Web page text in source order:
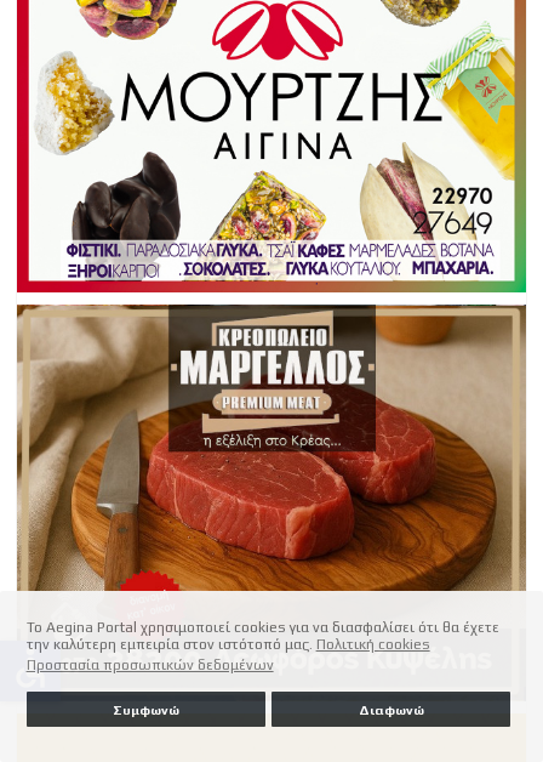
Το Aegina Portal χρησιμοποιεί cookies για να διασφαλίσει ότι θα έχετε
την καλύτερη εμπειρία στον ιστότοπό μας. Πολιτική cookies
Προστασία προσωπικών δεδομένων
Συμφωνώ Διαφωνώ
accessible